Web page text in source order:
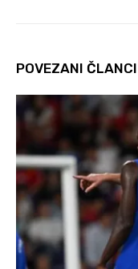
POVEZANI ČLANCI